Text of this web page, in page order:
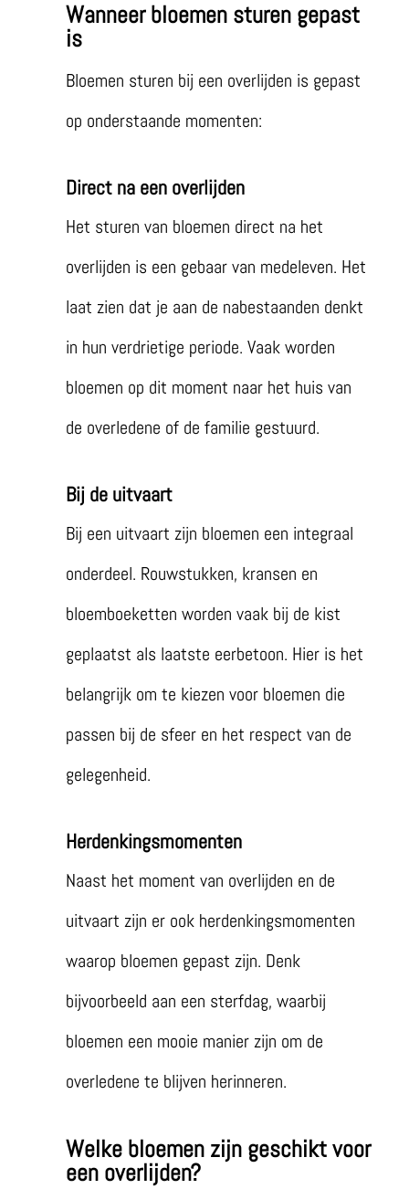
Wanneer bloemen sturen gepast
is
Bloemen sturen bij een overlijden is gepast
op onderstaande momenten:
Direct na een overlijden
Het sturen van bloemen direct na het
overlijden is een gebaar van medeleven. Het
laat zien dat je aan de nabestaanden denkt
in hun verdrietige periode. Vaak worden
bloemen op dit moment naar het huis van
de overledene of de familie gestuurd.
Bij de uitvaart
Bij een uitvaart zijn bloemen een integraal
onderdeel. Rouwstukken, kransen en
bloemboeketten worden vaak bij de kist
geplaatst als laatste eerbetoon. Hier is het
belangrijk om te kiezen voor bloemen die
passen bij de sfeer en het respect van de
gelegenheid.
Herdenkingsmomenten
Naast het moment van overlijden en de
uitvaart zijn er ook herdenkingsmomenten
waarop bloemen gepast zijn. Denk
bijvoorbeeld aan een sterfdag, waarbij
bloemen een mooie manier zijn om de
overledene te blijven herinneren.
Welke bloemen zijn geschikt voor
een overlijden?